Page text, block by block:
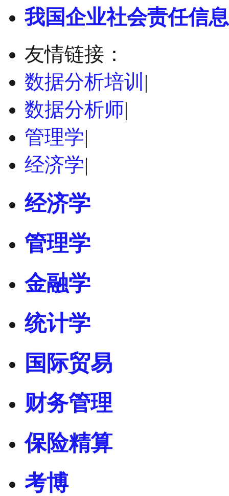
我国企业社会责任信
友情链接：
数据分析培训 |
数据分析师|
管理学|
经济学|
经济学
管理学
金融学
统计学
国际贸易
财务管理
保险精算
考博